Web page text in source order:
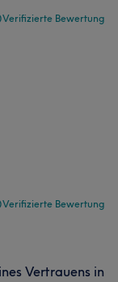
Verifizierte Bewertung
Verifizierte Bewertung
Vertrauens in